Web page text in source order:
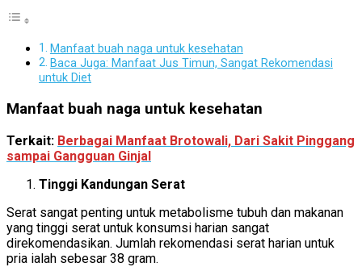
Manfaat buah naga untuk kesehatan
Baca Juga: Manfaat Jus Timun, Sangat Rekomendasi
untuk Diet
Manfaat buah naga untuk kesehatan
Terkait: Berbagai Manfaat Brotowali, Dari Sakit Pinggang
sampai Gangguan Ginjal
Tinggi Kandungan Serat
Serat sangat penting untuk metabolisme tubuh dan makanan
yang tinggi serat untuk konsumsi harian sangat
direkomendasikan. Jumlah rekomendasi serat harian untuk
pria ialah sebesar 38 gram.